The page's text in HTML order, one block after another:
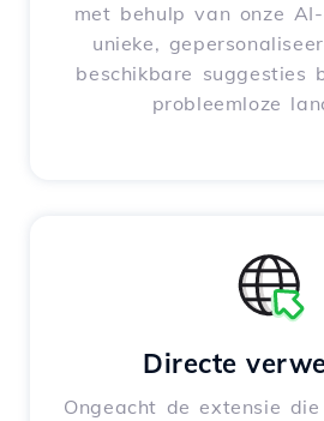
met behulp van onze
unieke,
beschikbare suggesties
probleemloze
Directe
Ongeacht de extensie